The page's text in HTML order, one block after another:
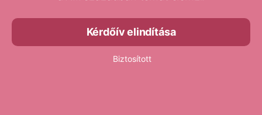
Kérdőív elindítása
Biztosított